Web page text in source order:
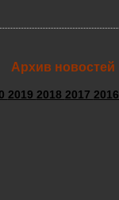
Архив новостей
2019 2018 2017 2016